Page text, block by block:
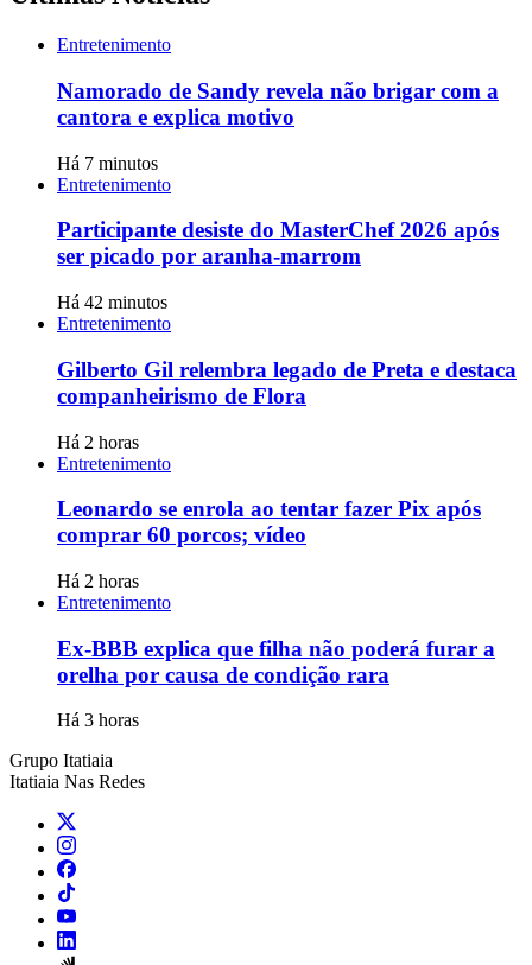
Entretenimento
Namorado de Sandy revela não brigar com a
cantora e explica motivo
Há 7 minutos
Entretenimento
Participante desiste do MasterChef 2026 após
ser picado por aranha-marrom
Há 42 minutos
Entretenimento
Gilberto Gil relembra legado de Preta e destaca
companheirismo de Flora
Há 2 horas
Entretenimento
Leonardo se enrola ao tentar fazer Pix após
comprar 60 porcos; vídeo
Há 2 horas
Entretenimento
Ex-BBB explica que filha não poderá furar a
orelha por causa de condição rara
Há 3 horas
Grupo Itatiaia
Itatiaia Nas Redes